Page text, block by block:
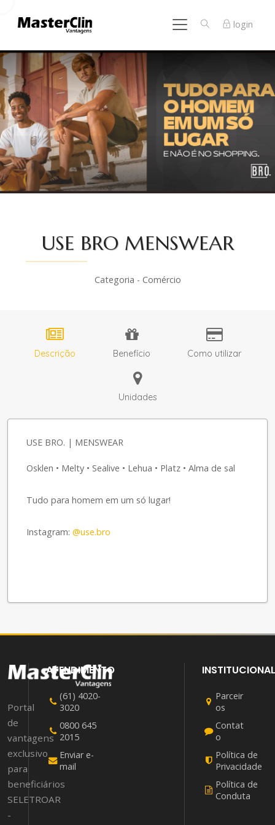
login
USE BRO MENSWEAR
Categoria - Comércio
Descrição Benefício Como utilizar
Unidades
USE BRO. | MENSWEAR
Osklen • Melty • Sealive • Lehua • Platz • Alma de sal
Tudo para homem em um só lugar!
Instagram: @use.bro
Portal
de
vantagens
exclusivo
para
beneficiários
SELETROAR
-
ATENDIMENTO
(61) 4020-
3020
0800 645
2015
Enviar e-
mail
INSTITUCIONAL
Parceir
os
Contat
o
Política de
Privacidade
Política de
Conduta